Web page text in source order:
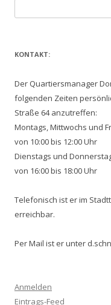
nach:
KONTAKT:
Der Quartiersmanager
folgenden Zeiten
Straße 64 anzutreffen:
Montags, Mittwochs und
von 10:00 bis 12:00 Uhr
Dienstags und
von 16:00 bis 18:00 Uhr
Telefonisch ist er im
erreichbar.
Per Mail ist er unter
Anmelden
Eintrags-Feed